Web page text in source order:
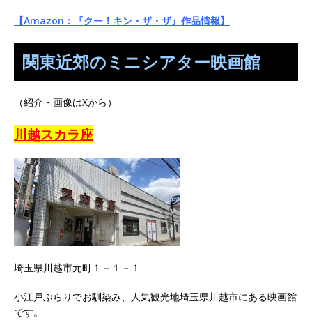
【Amazon：『クー！キン・ザ・ザ』作品情報】
関東近郊のミニシアター映画館
（紹介・画像はXから）
川越スカラ座
埼玉県川越市元町１－１－１
小江戸ぶらりでお馴染み、人気観光地埼玉県川越市にある映画館
です。